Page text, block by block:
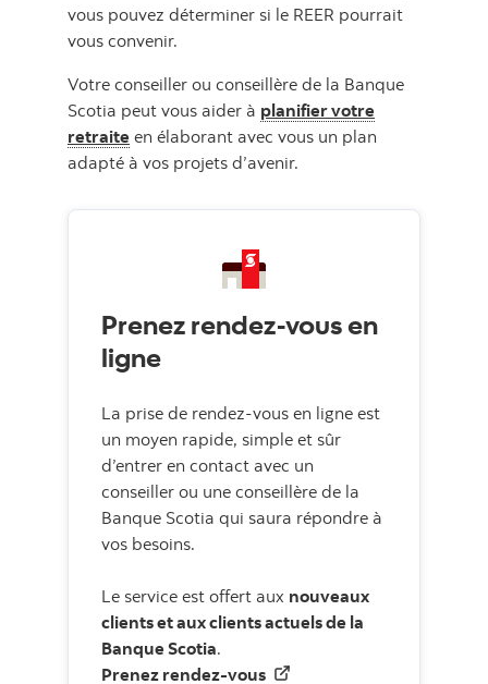
vous pouvez déterminer si le REER pourrait
vous convenir.
Votre conseiller ou conseillère de la Banque
Scotia peut vous aider à planifier votre
retraite en élaborant avec vous un plan
adapté à vos projets d’avenir.
Prenez rendez-vous en
ligne
La prise de rendez-vous en ligne est
un moyen rapide, simple et sûr
d’entrer en contact avec un
conseiller ou une conseillère de la
Banque Scotia qui saura répondre à
vos besoins.
Le service est offert aux nouveaux
clients et aux clients actuels de la
Banque Scotia.
Prenez rendez-vous